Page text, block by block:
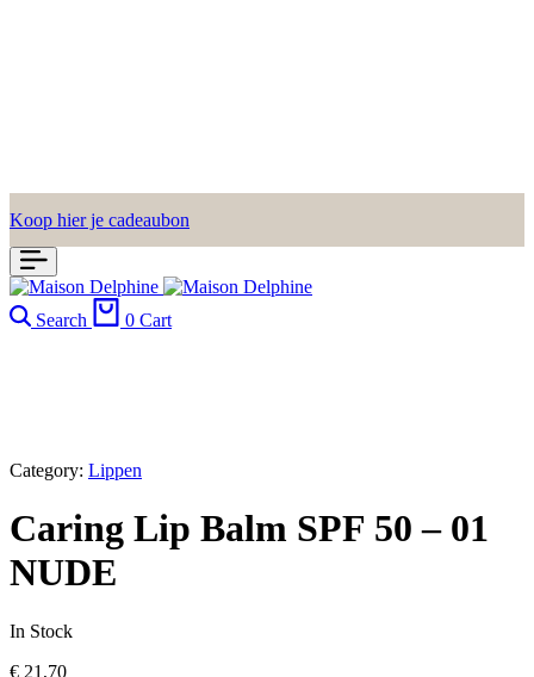
Koop hier je cadeaubon
Search 0 Cart
Category: Lippen
Caring Lip Balm SPF 50 – 01
NUDE
In Stock
€ 21,70